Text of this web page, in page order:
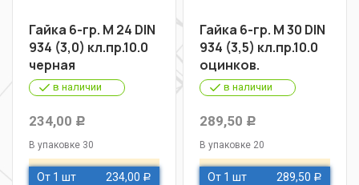
Гайка 6-гр. М 24 DIN
934 (3,0) кл.пр.10.0
черная
в наличии
234,00 Р
В упаковке 30
От 1 шт 234,00 Р
Гайка 6-гр. М 30 DIN
934 (3,5) кл.пр.10.0
оцинков.
в наличии
289,50 Р
В упаковке 20
От 1 шт 289,50 Р